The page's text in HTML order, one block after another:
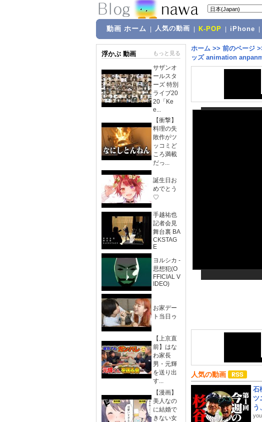
動画 ホーム 人気の動画 K-POP iPhone
浮かぶ 動画 もっと見る
サザンオ
ールスタ
ーズ 特別
ライブ20
20「Ke
e...
【衝撃】
料理の失
敗作がツ
ッコミど
ころ満載
だっ...
誕生日お
めでとう
♡
手越祐也
記者会見
舞台裏 BA
CKSTAG
E
ヨルシカ -
思想犯(O
FFICIAL V
IDEO)
お家デー
ト当日ゥ
【上京直
前】はな
わ家長
男・元輝
を送り出
す...
【漫画】
美人なの
に結婚で
きない女
ホーム >> 前のページ
ッズ animation
人気の動画
石
ツ
う